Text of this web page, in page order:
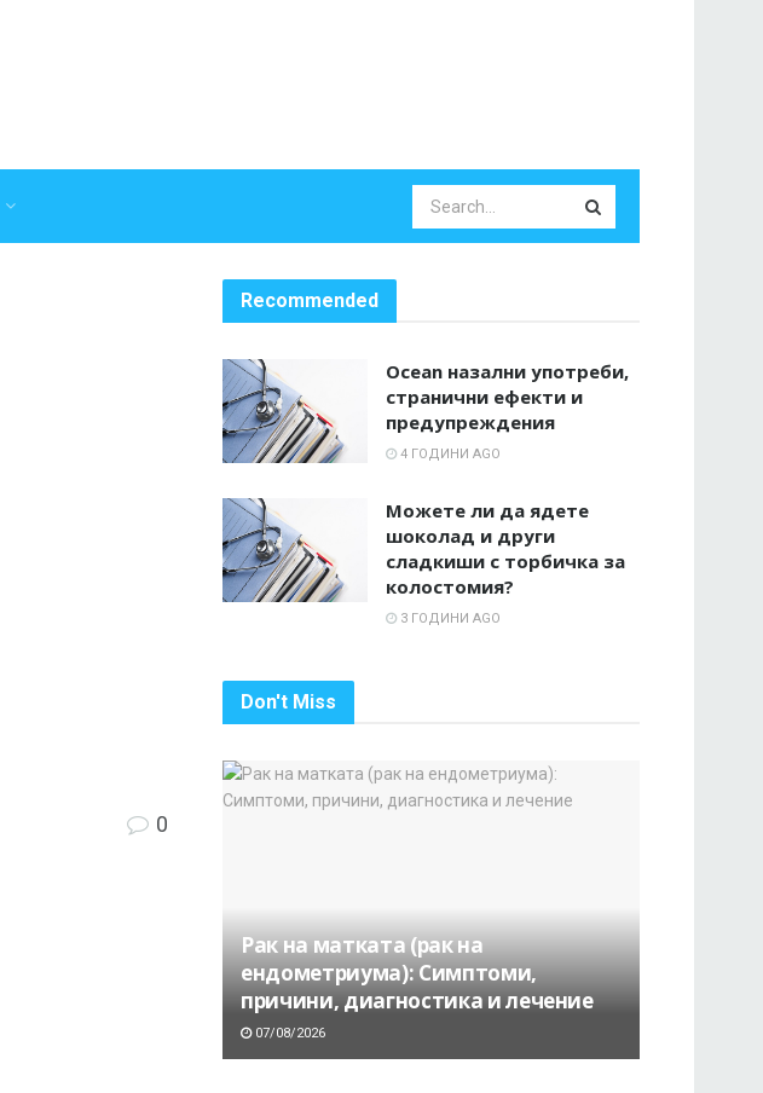
0
Recommended
Ocean назални употреби,
странични ефекти и
предупреждения
4 ГОДИНИ AGO
Можете ли да ядете
шоколад и други
сладкиши с торбичка за
колостомия?
3 ГОДИНИ AGO
Don't Miss
Рак на матката (рак на
ендометриума): Симптоми,
причини, диагностика и лечение
07/08/2026